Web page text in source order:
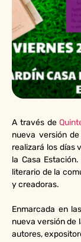
A través de
nueva versión
realizará los días
la Casa
literario de la
y creadoras.
Enmarcada en
nueva versión de
autores,